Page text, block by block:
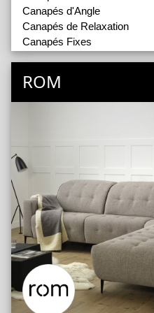
Canapés d'Angle
Canapés de Relaxation
Canapés Fixes
Canapés Modulables
Fauteuils Fixes
ROM